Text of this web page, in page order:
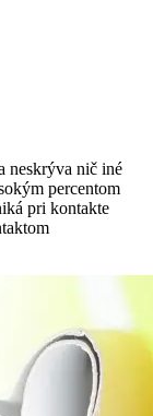
neskrýva nič iné
percentom
pri kontakte